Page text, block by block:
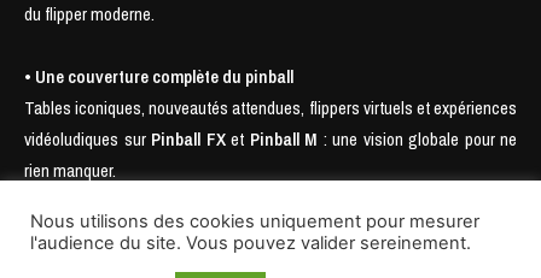
du flipper moderne.
• Une couverture complète du pinball
Tables iconiques, nouveautés attendues, flippers virtuels et expériences
vidéoludiques sur Pinball FXet Pinball M : une vision globale pour ne
rien manquer.
Nous utilisons des cookies uniquement pour mesurer
l'audience du site. Vous pouvez valider sereinement.